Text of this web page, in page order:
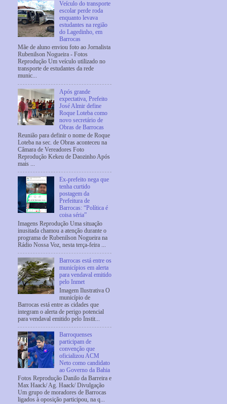
Veículo do transporte
escolar perde roda
enquanto levava
estudantes na região
do Lagedinho, em
Barrocas
Mãe de aluno enviou foto ao Jornalista
Rubenilson Nogueira - Fotos
Reprodução Um veículo utilizado no
transporte de estudantes da rede
munic...
Após grande
expectativa, Prefeito
José Almir define
Roque Loteba como
novo secretário de
Obras de Barrocas
Reunião para definir o nome de Roque
Loteba na sec. de Obras aconteceu na
Câmara de Vereadores Foto
Reprodução Kekeu de Daozinho Após
mais ...
Ex-prefeito nega que
tenha curtido
postagem da
Prefeitura de
Barrocas: “Política é
coisa séria”
Imagens Reprodução Uma situação
inusitada chamou a atenção durante o
programa de Rubenilson Nogueira na
Rádio Nossa Voz, nesta terça-feira ...
Barrocas está entre os
municípios em alerta
para vendaval emitido
pelo Inmet
Imagem Ilustrativa O
município de
Barrocas está entre as cidades que
integram o alerta de perigo potencial
para vendaval emitido pelo Instit...
Barroquenses
participam de
convenção que
oficializou ACM
Neto como candidato
ao Governo da Bahia
Fotos Reprodução Danilo da Barreira e
Max Haack/ Ag. Haack/ Divulgação
Um grupo de moradores de Barrocas
ligados à oposição participou, na q...